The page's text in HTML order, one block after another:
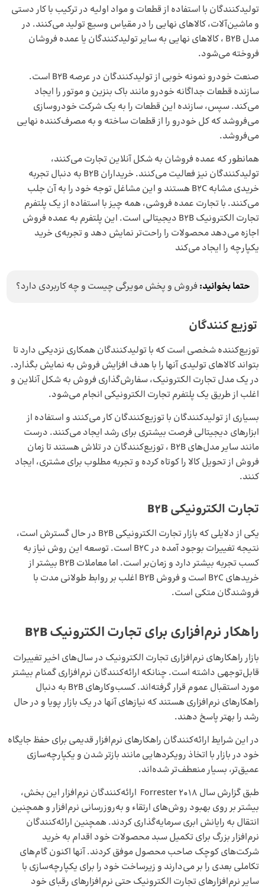
تولیدکنندگان با استفاده از قطعات و مواد اولیه در ترکیب با کار دستی
و ماشین‌آلات، کالاهای نهایی را در مقیاس وسیع تولید می‌کنند. در
مدل B2B ، کالاهای نهایی به سایر تولید‌کنندگان یا عمده فروشان
فروخته می‌شود.
صنعت خودرو نمونه خوبی از تولیدکنندگان در عرصه B2B است.
سازنده قطعات جداگانه خودرو مانند باک بنزین و موتور را ایجاد
می‌کند. سپس، سازنده این قطعات را به یک شرکت خودروسازی
می‌فروشد که کل خودرو را از قطعات ساخته و به مصرف‌کننده نهایی
می‌فروشد.
همانطور که عمده فروشان به شکل آنلاین تجارت می‌کنند،
تولیدکنندگان نیز فعالیت می‌کنند. خریداران B2B به دنبال تجربه
خریدی مشابه B2C هستند و این مشاغل توجه خود را به آن جلب
می‌کنند. با تجارت عمده فروشی، همه چیز با استفاده از یک پلتفرم
تجارت الکترونیک B2B دیجیتالی است. این پلتفرم به عمده فروش
اجازه می‌دهد محصولات را راحت‌تر نمایش دهد و تجربه‌ی خرید
یکپارچه را ایجاد می‌کند
حتما بخوانید: فروش و پخش مویرگی چیست و چه کاربردی دارد؟
توزیع کنندگان
توزیع‌کننده شخصی است که با تولیدکنندگان همکاری نزدیکی دارد تا
بتواند کالاهای تولیدی آنها را با هدف افزایش فروش به نمایش بگذارد.
در یک مدل تجارت الکترونیک، سفارش‌گذاری فروش به شکل آنلاین و
اغلب از طریق یک پلتفرم تجارت الکترونیکی انجام می‌شود.
بسیاری از تولیدکنندگان با توزیع‌کنندگان کار می‌کنند و استفاده از
ابزارهای دیجیتالی فرصت بیشتری برای رشد ایجاد می‌کنند. درست
مانند سایر مدل‌های B2B ، توزیع‌کنندگان در تلاش هستند تا زمان
فروش از تحویل کالا را کوتاه کرده و تجربه مطلوب برای مشتری، ایجاد
کنند.
تجارت الکترونیکی B2B
یکی از دلایلی که بازار تجارت الکترونیکی B2B در حال گسترش است،
نتیجه تغییرات بوجود آمده در B2C است. توسعه این روش نیاز به
کسب تجربه بیشتر دارد و زمان‌بر است. اما معاملات B2B بیشتر از
خریدهای B2C است و فروش B2B اغلب بر روابط طولانی مدت با
فروشندگان متکی است.
راهکار نرم‌افزاری برای تجارت الکترونیک B2B
بازار راهکارهای نرم‌افزاری تجارت الکترونیک در سال‌های اخیر تغییرات
قابل‌توجهی داشته است. چنانکه ارائه‌کنندگان نرم‌افزاری گمنام بیشتر
مورد استقبال عموم قرار گرفته‌اند. کسب‌وکارهای B2B به دنبال
راهکارهای نرم‌افزاری هستند که نیازهای آنها در یک بازار پویا و در حال
رشد را بهتر پاسخ دهند.
در این شرایط ارائه‌کنندگان راهکارهای نرم‌افزار قدیمی برای حفظ جایگاه
خود در بازار با اتخاذ رویکردهایی مانند بازتر شدن و یکپارچه‌سازی
عمیق‌تر، بسیار منعطف‌تر شده‌اند.
طبق گزارش سال 2018 Forrester ارائه‌کنندگان نرم‌افزار این بخش،
بیشتر بر روی بهبود روش‌های ارتقاء و به‌روزرسانی نرم‌افزار و همچنین
انتقال به رایانش ابری سرمایه‌گذاری کردند. همچنین ارائه‌کنندگان
نرم‌افزار بزرگ برای تکمیل سبد محصولات خود اقدام به خرید
شرکت‌های کوچک صاحب محصول موفق کردند. آنها اکنون گام‌های
تکاملی بعدی را بر می‌دارند و زیرساخت خود را برای یکپارچه‌سازی با
سایر نرم‌افزارهای تجارت الکترونیک حتی نرم‌افزارهای رقبای خود